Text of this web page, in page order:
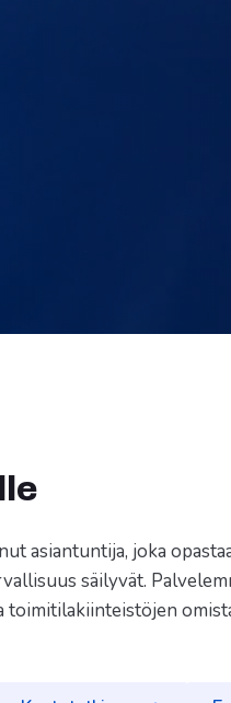
asiantuntija, joka
säilyvät.